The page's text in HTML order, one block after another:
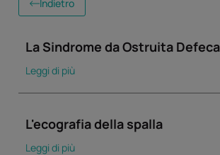
Indietro
La Sindrome da Ostruita
Leggi di più
L'ecografia della spalla
Leggi di più